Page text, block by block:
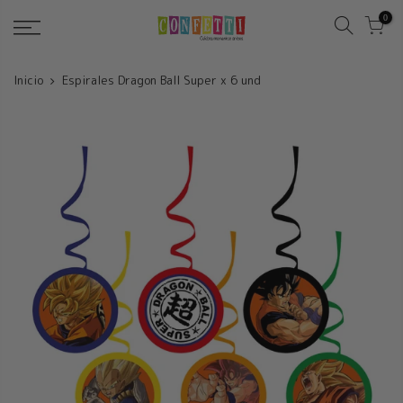
0
Inicio Espirales Dragon Ball Super x 6 und